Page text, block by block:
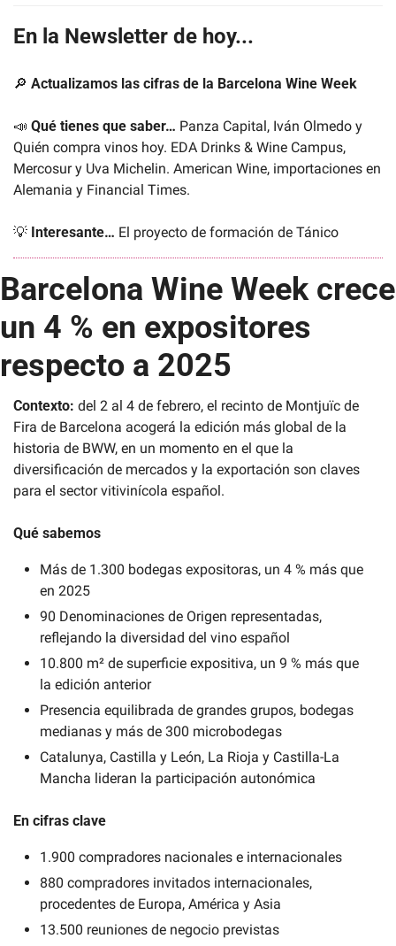
En la Newsletter de hoy...
🔎 Actualizamos las cifras de la Barcelona Wine Week
📣 Qué tienes que saber… Panza Capital, Iván Olmedo y
Quién compra vinos hoy. EDA Drinks & Wine Campus,
Mercosur y Uva Michelin. American Wine, importaciones en
Alemania y Financial Times.
💡 Interesante… El proyecto de formación de Tánico
Barcelona Wine Week crece
un 4 % en expositores
respecto a 2025
Contexto: del 2 al 4 de febrero, el recinto de Montjuïc de
Fira de Barcelona acogerá la edición más global de la
historia de BWW, en un momento en el que la
diversificación de mercados y la exportación son claves
para el sector vitivinícola español.
Qué sabemos
Más de 1.300 bodegas expositoras, un 4 % más que
en 2025
90 Denominaciones de Origen representadas,
reflejando la diversidad del vino español
10.800 m² de superficie expositiva, un 9 % más que
la edición anterior
Presencia equilibrada de grandes grupos, bodegas
medianas y más de 300 microbodegas
Catalunya, Castilla y León, La Rioja y Castilla-La
Mancha lideran la participación autonómica
En cifras clave
1.900 compradores nacionales e internacionales
880 compradores invitados internacionales,
procedentes de Europa, América y Asia
13.500 reuniones de negocio previstas